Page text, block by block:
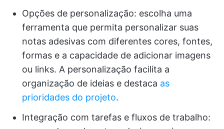
Opções de personalização: escolha uma
ferramenta que permita personalizar suas
notas adesivas com diferentes cores, fontes,
formas e a capacidade de adicionar imagens
ou links. A personalização facilita a
organização de ideias e destaca as
prioridades do projeto.
Integração com tarefas e fluxos de trabalho: